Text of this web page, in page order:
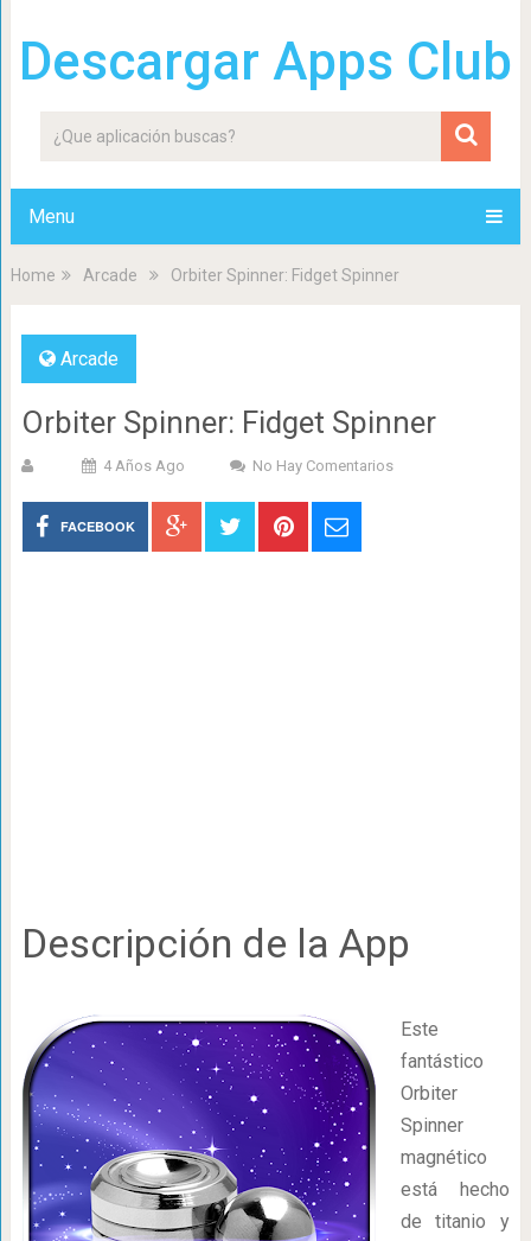
Descargar Apps Club
Menu
Home Arcade Orbiter Spinner: Fidget Spinner
Arcade
Orbiter Spinner: Fidget Spinner
4 Años Ago No Hay Comentarios
FACEBOOK
Descripción de la App
Este
fantástico
Orbiter
Spinner
magnético
está hecho
de titanio y